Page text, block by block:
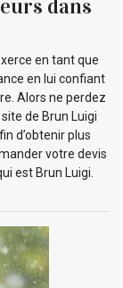
dans
en tant que
en lui confiant
Alors ne perdez
de Brun Luigi
d’obtenir plus
votre devis
est Brun Luigi.